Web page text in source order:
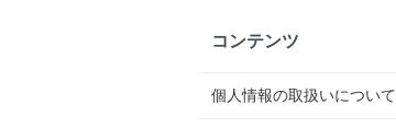
コンテンツ
個人情報の取扱いについて